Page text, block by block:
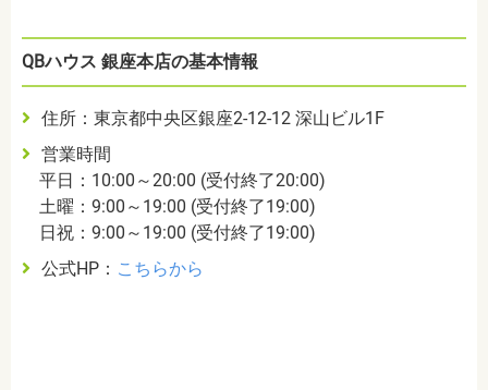
QBハウス 銀座本店の基本情報
住所：東京都中央区銀座2-12-12 深山ビル1F
営業時間
平日：10:00～20:00 (受付終了20:00)
土曜：9:00～19:00 (受付終了19:00)
日祝：9:00～19:00 (受付終了19:00)
公式HP： こちらから